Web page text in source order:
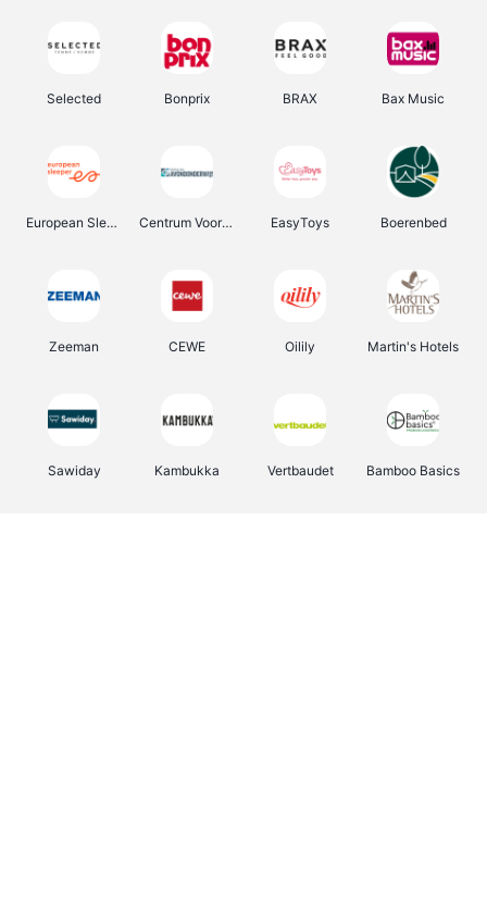
Selected Bonprix BRAX Bax Music
European Sleeper Centrum Voor Avondonderwijs EasyToys Boerenbed
Zeeman CEWE Oilily Martin's Hotels
Sawiday Kambukka Vertbaudet Bamboo Basics